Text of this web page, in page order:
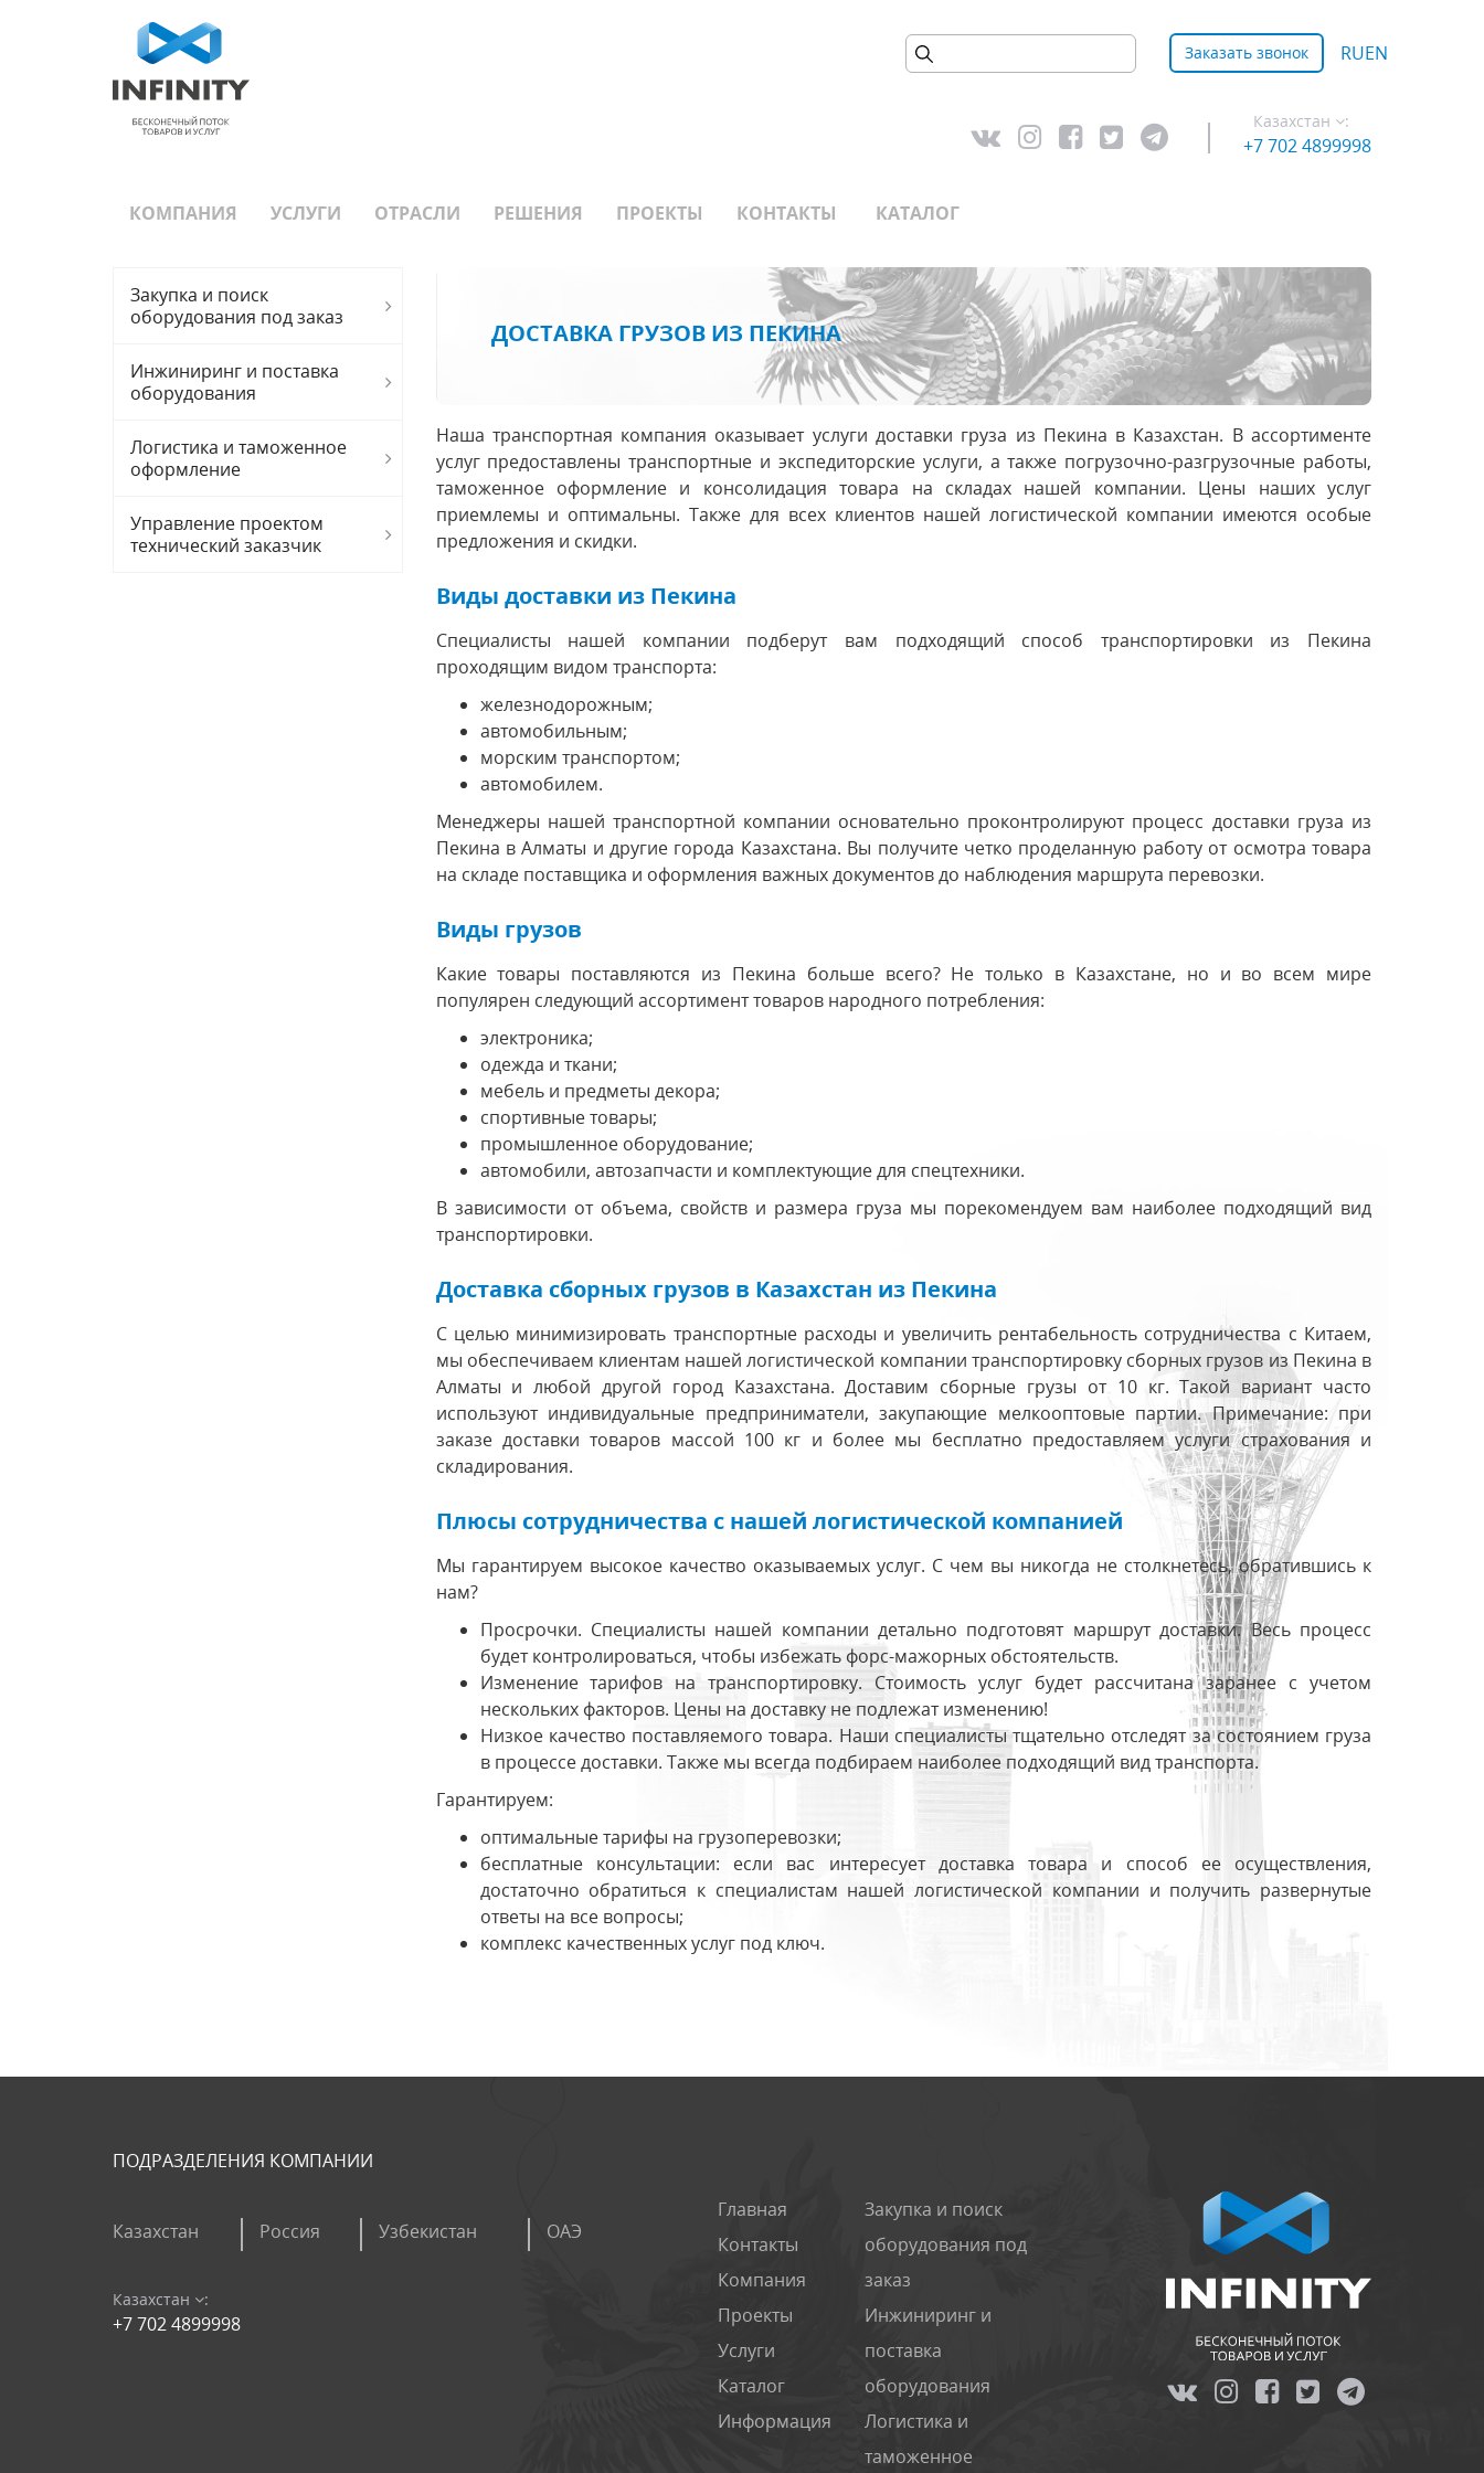
Заказать звонок RUEN
Казахстан :
+7 702 4899998
КОМПАНИЯ УСЛУГИ ОТРАСЛИ РЕШЕНИЯ ПРОЕКТЫ КОНТАКТЫ КАТАЛОГ
Закупка и поиск
оборудования под заказ
Инжиниринг и поставка
оборудования
Логистика и таможенное
оформление
Управление проектом
технический заказчик
ДОСТАВКА ГРУЗОВ ИЗ ПЕКИНА
Наша транспортная компания оказывает услуги доставки груза из Пекина в Казахстан. В ассортименте
услуг предоставлены транспортные и экспедиторские услуги, а также погрузочно-разгрузочные работы,
таможенное оформление и консолидация товара на складах нашей компании. Цены наших услуг
приемлемы и оптимальны. Также для всех клиентов нашей логистической компании имеются особые
предложения и скидки.
Виды доставки из Пекина
Специалисты нашей компании подберут вам подходящий способ транспортировки из Пекина
проходящим видом транспорта:
железнодорожным;
автомобильным;
морским транспортом;
автомобилем.
Менеджеры нашей транспортной компании основательно проконтролируют процесс доставки груза из
Пекина в Алматы и другие города Казахстана. Вы получите четко проделанную работу от осмотра товара
на складе поставщика и оформления важных документов до наблюдения маршрута перевозки.
Виды грузов
Какие товары поставляются из Пекина больше всего? Не только в Казахстане, но и во всем мире
популярен следующий ассортимент товаров народного потребления:
электроника;
одежда и ткани;
мебель и предметы декора;
спортивные товары;
промышленное оборудование;
автомобили, автозапчасти и комплектующие для спецтехники.
В зависимости от объема, свойств и размера груза мы порекомендуем вам наиболее подходящий вид
транспортировки.
Доставка сборных грузов в Казахстан из Пекина
С целью минимизировать транспортные расходы и увеличить рентабельность сотрудничества с Китаем,
мы обеспечиваем клиентам нашей логистической компании транспортировку сборных грузов из Пекина в
Алматы и любой другой город Казахстана. Доставим сборные грузы от 10 кг. Такой вариант часто
используют индивидуальные предприниматели, закупающие мелкооптовые партии. Примечание: при
заказе доставки товаров массой 100 кг и более мы бесплатно предоставляем услуги страхования и
складирования.
Плюсы сотрудничества с нашей логистической компанией
Мы гарантируем высокое качество оказываемых услуг. С чем вы никогда не столкнетесь, обратившись к
нам?
Просрочки. Специалисты нашей компании детально подготовят маршрут доставки. Весь процесс
будет контролироваться, чтобы избежать форс-мажорных обстоятельств.
Изменение тарифов на транспортировку. Стоимость услуг будет рассчитана заранее с учетом
нескольких факторов. Цены на доставку не подлежат изменению!
Низкое качество поставляемого товара. Наши специалисты тщательно отследят за состоянием груза
в процессе доставки. Также мы всегда подбираем наиболее подходящий вид транспорта.
Гарантируем:
оптимальные тарифы на грузоперевозки;
бесплатные консультации: если вас интересует доставка товара и способ ее осуществления,
достаточно обратиться к специалистам нашей логистической компании и получить развернутые
ответы на все вопросы;
комплекс качественных услуг под ключ.
ПОДРАЗДЕЛЕНИЯ КОМПАНИИ
Казахстан Россия Узбекистан ОАЭ
Казахстан :
+7 702 4899998
Главная
Контакты
Компания
Проекты
Услуги
Каталог
Информация
Закупка и поиск
оборудования под
заказ
Инжиниринг и
поставка
оборудования
Логистика и
таможенное